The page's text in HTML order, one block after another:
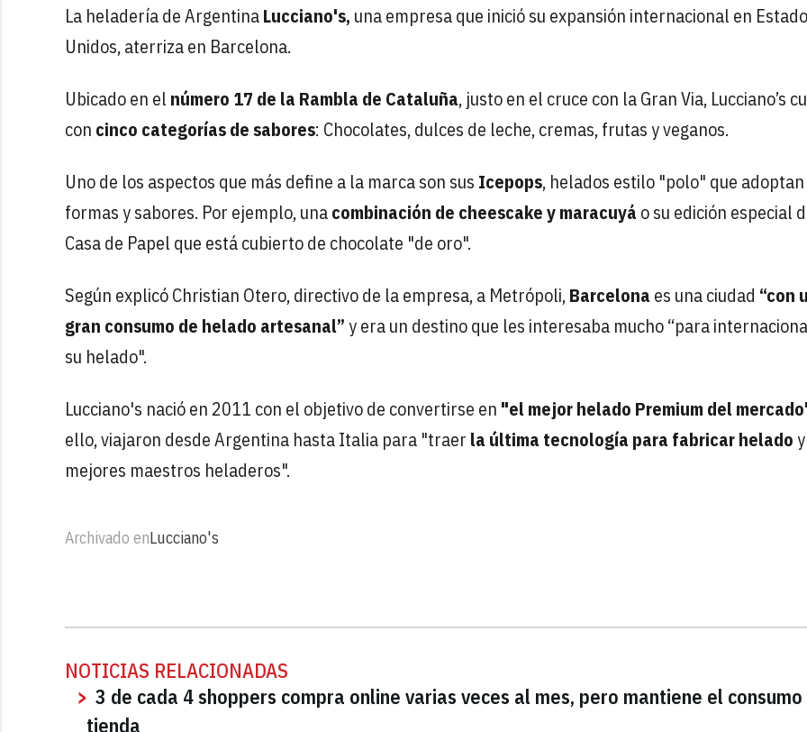
La heladería de ArgentinaLucciano's, una empresa que inició su expansión internacional en
Unidos, aterriza en Barcelona.
Ubicado en el número 17 de la Rambla de Cataluña, justo en el cruce con la Gran Via, Lucciano’s
con cinco categorías de sabores: Chocolates, dulces de leche, cremas, frutas y veganos.
Uno de los aspectos que más define a la marca son sus Icepops, helados estilo "polo" que adoptan
formas y sabores. Por ejemplo, unacombinación de cheescake y maracuyá o su edición especial
Casa de Papel que está cubierto de chocolate "de oro".
Según explicó Christian Otero, directivo de la empresa, a Metrópoli,Barcelona es una ciudad “con
gran consumo de helado artesanal”y era un destino que les interesaba mucho “para
su helado".
Lucciano's nació en 2011 con el objetivo de convertirse en "el mejor helado Premium del
ello, viajaron desde Argentina hasta Italia para "traer la última tecnología para fabricar helado
mejores maestros heladeros".
Archivado enLucciano's
NOTICIAS RELACIONADAS
3 de cada 4 shoppers compra online varias veces al mes, pero mantiene el consumo
tienda